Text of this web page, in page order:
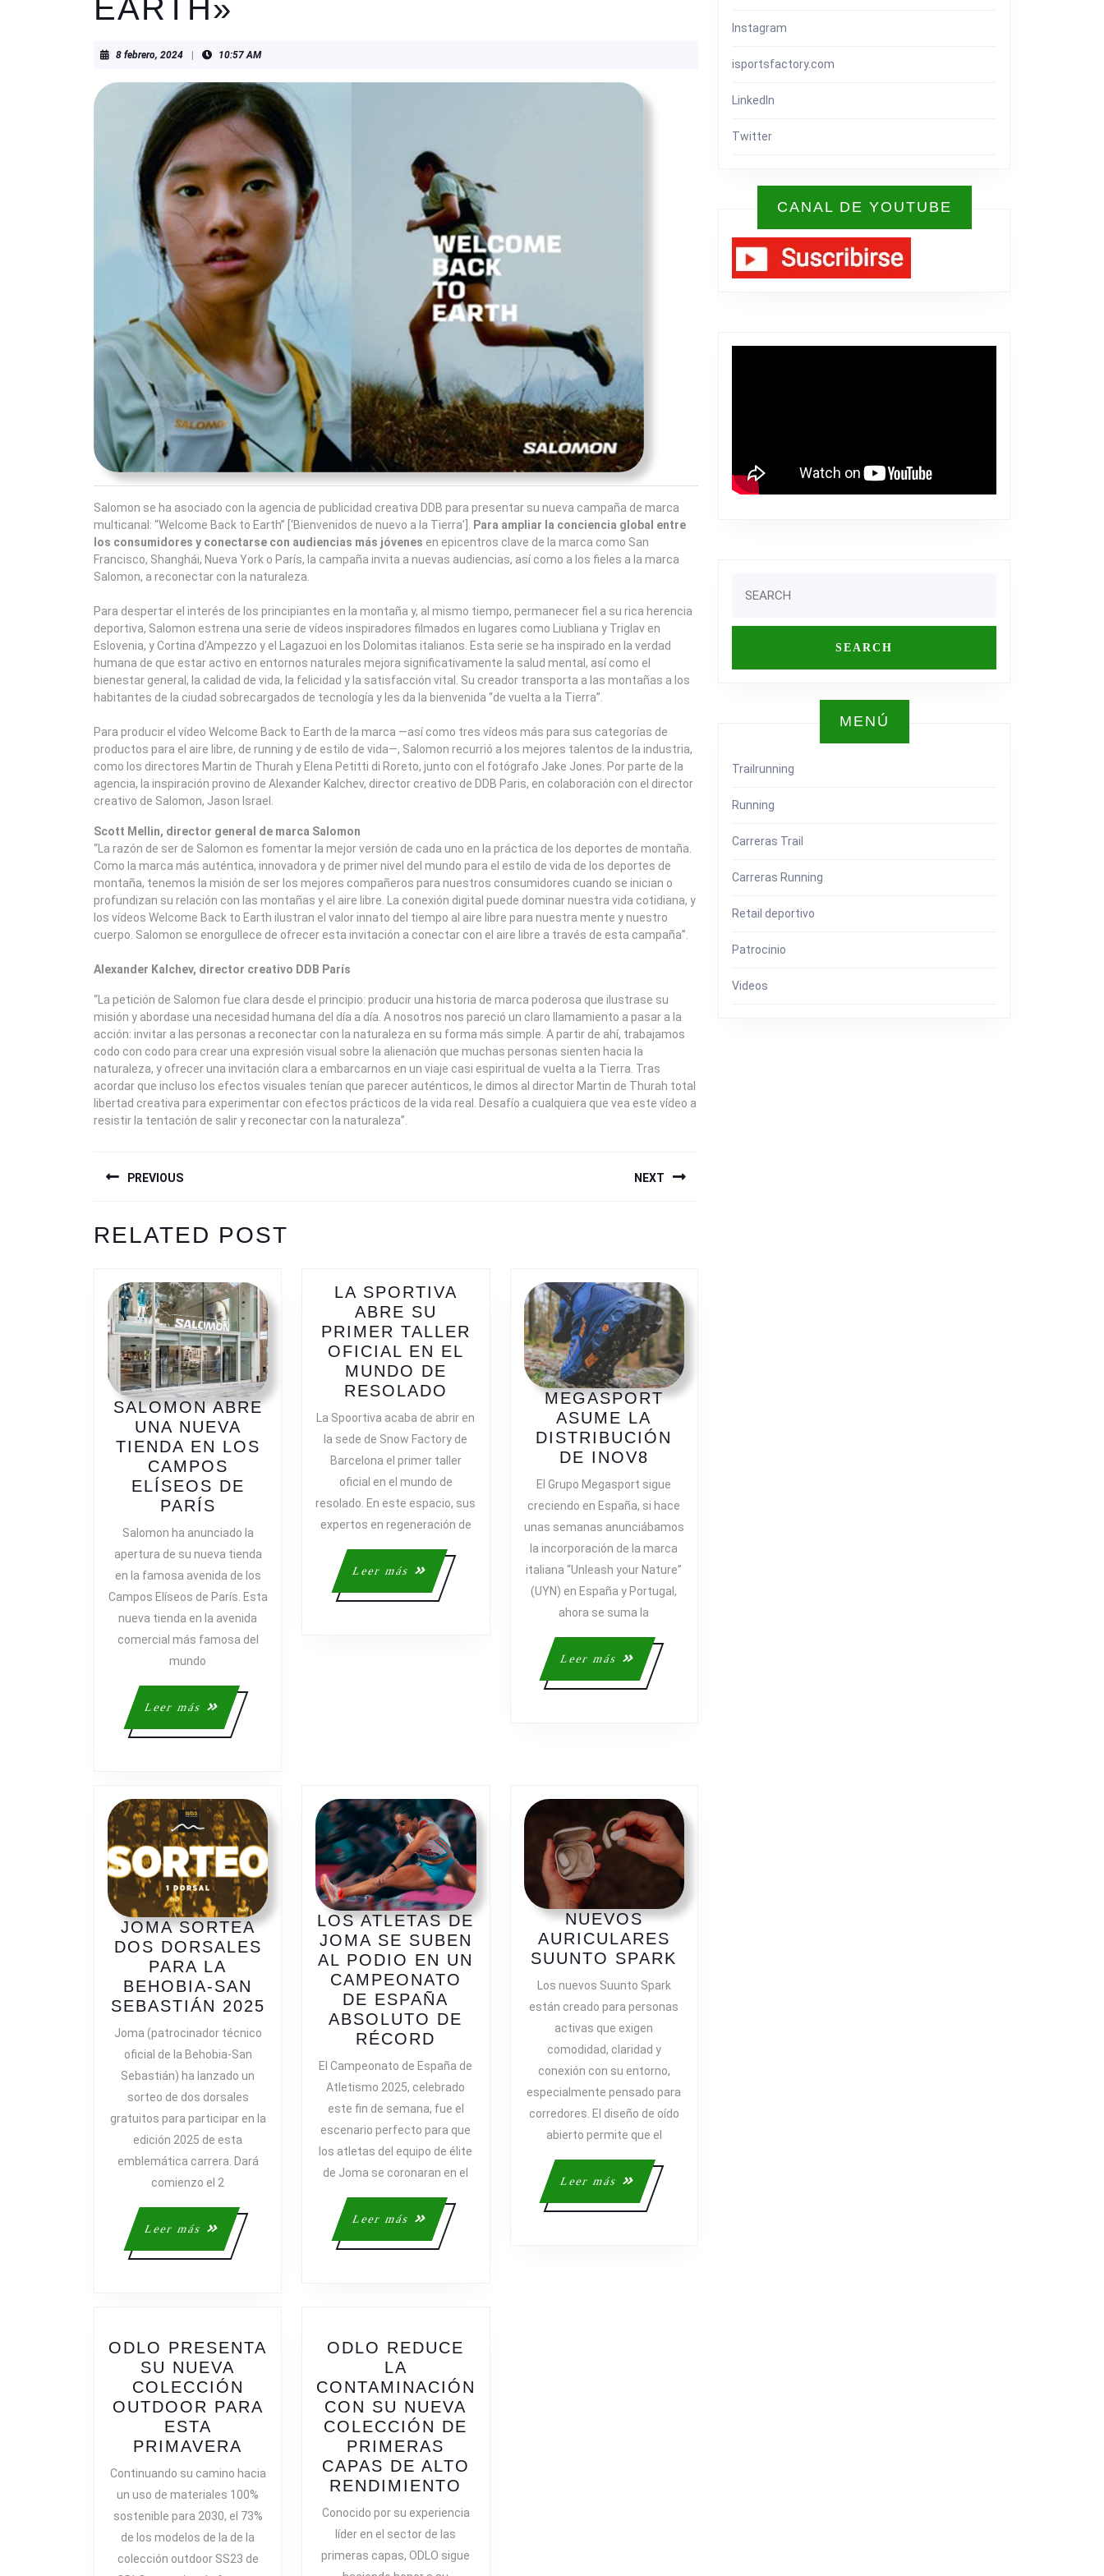
EARTH»
8 febrero, 20248
2024
10:57 AM
Salomon se ha asociado con la agencia de publicidad creativa DDB para presentar su nueva campaña de marca
multicanal: “Welcome Back to Earth” [‘Bienvenidos de nuevo a la Tierra’].
Para ampliar la conciencia global entre
los consumidores y conectarse con audiencias más jóvenes en epicentros clave de la marca como San
Francisco, Shanghái, Nueva York o París, la campaña invita a nuevas audiencias, así como a los fieles a la marca
Salomon, a reconectar con la naturaleza.
Para despertar el interés de los principiantes en la montaña y, al mismo tiempo, permanecer fiel a su rica herencia
deportiva, Salomon estrena una serie de vídeos inspiradores filmados en lugares como Liubliana y Triglav en
Eslovenia, y Cortina d’Ampezzo y el Lagazuoi en los Dolomitas italianos. Esta serie se ha inspirado en la verdad
humana de que estar activo en entornos naturales mejora significativamente la salud mental, así como el
bienestar general, la calidad de vida, la felicidad y la satisfacción vital. Su creador transporta a las montañas a los
habitantes de la ciudad sobrecargados de tecnología y les da la bienvenida “de vuelta a la Tierra”.
Para producir el vídeo Welcome Back to Earth de la marca —así como tres vídeos más para sus categorías de
productos para el aire libre, de running y de estilo de vida—, Salomon recurrió a los mejores talentos de la industria,
como los directores Martin de Thurah y Elena Petitti di Roreto, junto con el fotógrafo Jake Jones. Por parte de la
agencia, la inspiración provino de Alexander Kalchev, director creativo de DDB Paris, en colaboración con el director
creativo de Salomon, Jason Israel.
Scott Mellin, director general de marca Salomon
“La razón de ser de Salomon es fomentar la mejor versión de cada uno en la práctica de los deportes de montaña.
Como la marca más auténtica, innovadora y de primer nivel del mundo para el estilo de vida de los deportes de
montaña, tenemos la misión de ser los mejores compañeros para nuestros consumidores cuando se inician o
profundizan su relación con las montañas y el aire libre. La conexión digital puede dominar nuestra vida cotidiana, y
los vídeos Welcome Back to Earth ilustran el valor innato del tiempo al aire libre para nuestra mente y nuestro
cuerpo. Salomon se enorgullece de ofrecer esta invitación a conectar con el aire libre a través de esta campaña”.
Alexander Kalchev, director creativo DDB París
“La petición de Salomon fue clara desde el principio: producir una historia de marca poderosa que ilustrase su
misión y abordase una necesidad humana del día a día. A nosotros nos pareció un claro llamamiento a pasar a la
acción: invitar a las personas a reconectar con la naturaleza en su forma más simple. A partir de ahí, trabajamos
codo con codo para crear una expresión visual sobre la alienación que muchas personas sienten hacia la
naturaleza, y ofrecer una invitación clara a embarcarnos en un viaje casi espiritual de vuelta a la Tierra. Tras
acordar que incluso los efectos visuales tenían que parecer auténticos, le dimos al director Martin de Thurah total
libertad creativa para experimentar con efectos prácticos de la vida real. Desafío a cualquiera que vea este vídeo a
resistir la tentación de salir y reconectar con la naturaleza”.
DE
ENTRADAS
PREVIOUS
post:
NEXT
RELATED POST
SALOMON ABRE
UNA NUEVA
TIENDA EN LOS
CAMPOS
ELÍSEOS DE
PARÍS
ABRE
NUEVA
TIENDA
EN
LOS
CAMPOS
DE
PARÍS
Salomon ha anunciado la
apertura de su nueva tienda
en la famosa avenida de los
Campos Elíseos de París. Esta
nueva tienda en la avenida
comercial más famosa del
mundo
Leer más
Leer
más
LA SPORTIVA
ABRE SU
PRIMER TALLER
OFICIAL EN EL
MUNDO DE
RESOLADO
SPORTIVA
SU
PRIMER
TALLER
OFICIAL
EN
EL
MUNDO
DE
La Spoortiva acaba de abrir en
la sede de Snow Factory de
Barcelona el primer taller
oficial en el mundo de
resolado. En este espacio, sus
expertos en regeneración de
Leer más
Leer
más
MEGASPORT
ASUME LA
DISTRIBUCIÓN
DE INOV8
ASUME
LA
DISTRIBUCIÓN
DE
INOV8
El Grupo Megasport sigue
creciendo en España, si hace
unas semanas anunciábamos
la incorporación de la marca
italiana “Unleash your Nature”
(UYN) en España y Portugal,
ahora se suma la
Leer más
Leer
más
JOMA SORTEA
DOS DORSALES
PARA LA
BEHOBIA-SAN
SEBASTIÁN 2025
SORTEA
DORSALES
BEHOBIA-
Joma (patrocinador técnico
oficial de la Behobia-San
Sebastián) ha lanzado un
sorteo de dos dorsales
gratuitos para participar en la
edición 2025 de esta
emblemática carrera. Dará
comienzo el 2
Leer más
Leer
más
LOS ATLETAS DE
JOMA SE SUBEN
AL PODIO EN UN
CAMPEONATO
DE ESPAÑA
ABSOLUTO DE
RÉCORD
ATLETAS
JOMA
SE
SUBEN
AL
PODIO
EN
UN
CAMPEONATO
DE
El Campeonato de España de
Atletismo 2025, celebrado
este fin de semana, fue el
escenario perfecto para que
los atletas del equipo de élite
de Joma se coronaran en el
Leer más
Leer
más
NUEVOS
AURICULARES
SUUNTO SPARK
SPARK
Los nuevos Suunto Spark
están creado para personas
activas que exigen
comodidad, claridad y
conexión con su entorno,
especialmente pensado para
corredores. El diseño de oído
abierto permite que el
Leer más
Leer
más
ODLO PRESENTA
SU NUEVA
COLECCIÓN
OUTDOOR PARA
ESTA
PRIMAVERA
PRESENTA
NUEVA
COLECCIÓN
OUTDOOR
PARA
Continuando su camino hacia
un uso de materiales 100%
sostenible para 2030, el 73%
de los modelos de la de la
colección outdoor SS23 de
ODLO REDUCE
LA
CONTAMINACIÓN
CON SU NUEVA
COLECCIÓN DE
PRIMERAS
CAPAS DE ALTO
RENDIMIENTO
REDUCE
CON
Conocido por su experiencia
líder en el sector de las
primeras capas, ODLO sigue
Instagram
isportsfactory.com
LinkedIn
Twitter
CANAL DE YOUTUBE
for:
MENÚ
Trailrunning
Running
Carreras Trail
Carreras Running
Retail deportivo
Patrocinio
Videos